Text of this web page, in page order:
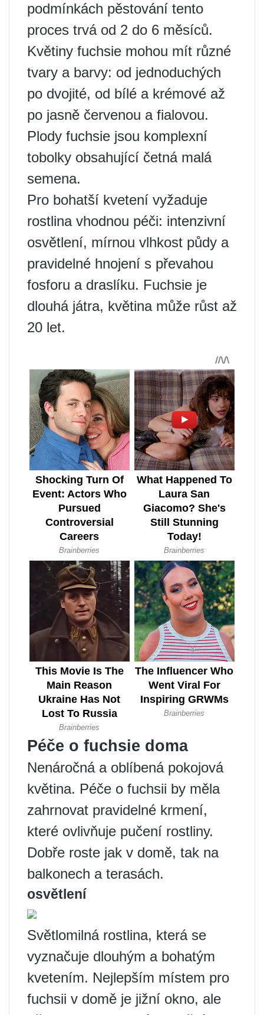
podmínkách pěstování tento
proces trvá od 2 do 6 měsíců.
Květiny fuchsie mohou mít různé
tvary a barvy: od jednoduchých
po dvojité, od bílé a krémové až
po jasně červenou a fialovou.
Plody fuchsie jsou komplexní
tobolky obsahující četná malá
semena.
Pro bohatší kvetení vyžaduje
rostlina vhodnou péči: intenzivní
osvětlení, mírnou vlhkost půdy a
pravidelné hnojení s převahou
fosforu a draslíku. Fuchsie je
dlouhá játra, květina může růst až
20 let.
Péče o fuchsie doma
Nenáročná a oblíbená pokojová
květina. Péče o fuchsii by měla
zahrnovat pravidelné krmení,
které ovlivňuje pučení rostliny.
Dobře roste jak v domě, tak na
balkonech a terasách.
osvětlení
Světlomilná rostlina, která se
vyznačuje dlouhým a bohatým
kvetením. Nejlepším místem pro
fuchsii v domě je jižní okno, ale